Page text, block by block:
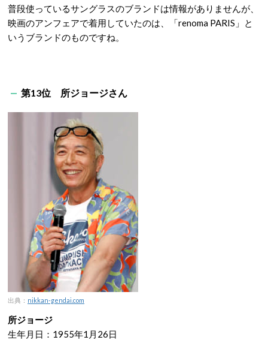
普段使っているサングラスのブランドは情報がありませんが、
映画のアンフェアで着用していたのは、「renoma PARIS」と
いうブランドのものですね。
第13位 所ジョージさん
出典： nikkan-gendai.com
所ジョージ
生年月日：1955年1月26日